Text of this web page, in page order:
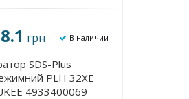
грн В наличии
SDS-Plus
PLH 32XE
4933400069